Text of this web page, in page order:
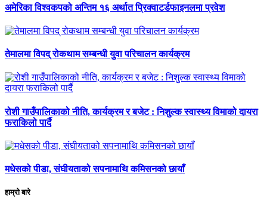
अमेरिका विश्वकपको अन्तिम १६ अर्थात प्रिक्वाटर्डफाइनलमा प्रवेश
तेमालमा विपद् रोकथाम सम्बन्धी युवा परिचालन कार्यक्रम
रोशी गाउँपालिकाको नीति, कार्यक्रम र बजेट : निशुल्क स्वास्थ्य विमाको दायरा
फराकिलो पार्दै
मधेसको पीडा, संघीयताको सपनामाथि कमिसनको छायाँ
हाम्रो बारे